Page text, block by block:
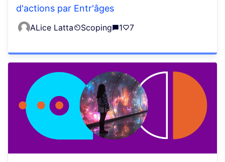
d'actions par Entr'âges
ALice Latta Scoping 1 7